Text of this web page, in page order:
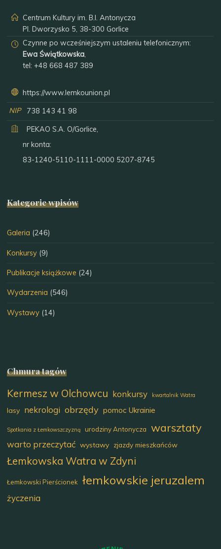
Centrum Kultury im. B.I. Antonycza
Pl. Dworzysko 5, 38-300 Gorlice
Czynne po wcześniejszym ustaleniu telefonicznym:
Ewa Świątkowska,
tel:+48 668 487 389
https://www.lemkounion.pl
NIP
738 143 41 98
PEKAO S.A. O/Gorlice,
nr konta:
83-1240-5110-1111-0000 5207-8745
Kategorie wpisów
Galeria (246)
Konkursy (9)
Publikacje książkowe (24)
Wydarzenia (546)
Wystawy (14)
Chmura tagów
Kermesz w Olchowcu konkursy kwartalnik Watra
lasy nekrologi obrzędy pomoc Ukrainie
Spotkania z Łemkowszczyzną urodziny Antonycza warsztaty
warto przeczytać wystawy zjazdy mieszkańców
Łemkowska Watra w Zdyni
Łemkowski Pierścionek łemkowskie jeruzalem
życzenia